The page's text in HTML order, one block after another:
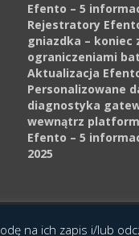
Efento – 5
Rejestratory
gniazdka – koniec
ograniczeniami
Aktualizacja
Personalizowane
diagnostyka
wewnątrz
Efento – 5
2025
. na ich zapis i/lub